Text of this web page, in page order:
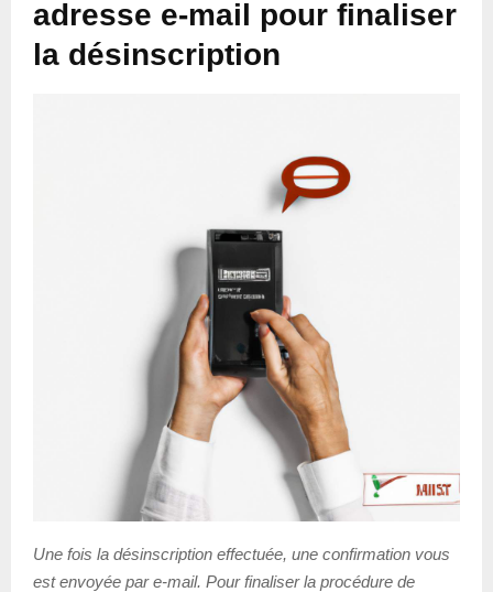
adresse e-mail pour finaliser
la désinscription
Une fois la désinscription effectuée, une confirmation vous
est envoyée par e-mail. Pour finaliser la procédure de